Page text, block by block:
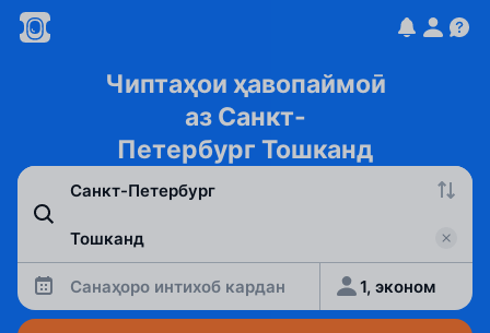
Чиптаҳои ҳавопаймоӣ
аз Санкт-
Петербург Тошканд
Санаҳоро интихоб кардан 1, эконом